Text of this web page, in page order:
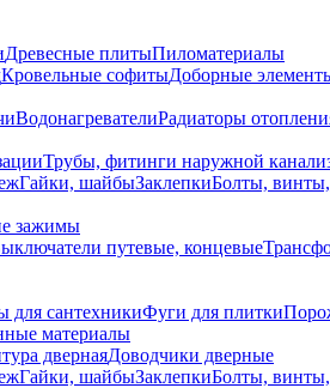
Древесные плитыПиломатериалы
Кровельные софитыДоборные
ВодонагревателиРадиаторы
Трубы, фитинги наружной
Гайки, шайбыЗаклепкиБолты,
зажимы
путевые, концевые
для сантехникиФуги для плитки
материалы
двернаяДоводчики дверные
Гайки, шайбыЗаклепкиБолты,